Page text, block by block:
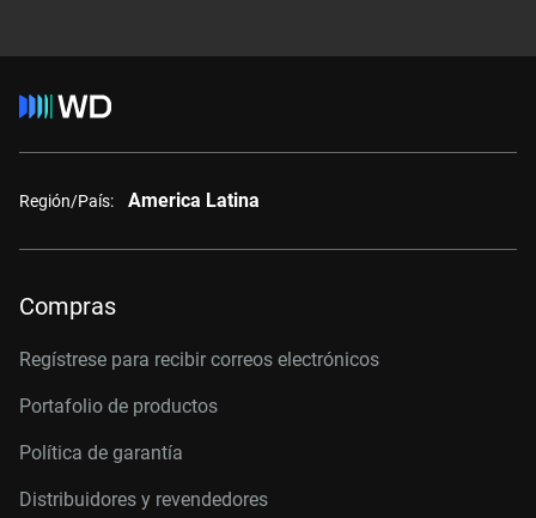
Región/País: America Latina
Compras
Regístrese para recibir correos electrónicos
Portafolio de productos
Política de garantía
Distribuidores y revendedores